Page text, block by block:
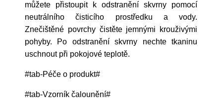
můžete přistoupit k odstranění skvrny pomocí
neutrálního čisticího prostředku a vody.
Znečištěné povrchy čistěte jemnými krouživými
pohyby. Po odstranění skvrny nechte tkaninu
uschnout při pokojové teplotě.
#tab-Péče o produkt#
#tab-Vzorník čalounění#